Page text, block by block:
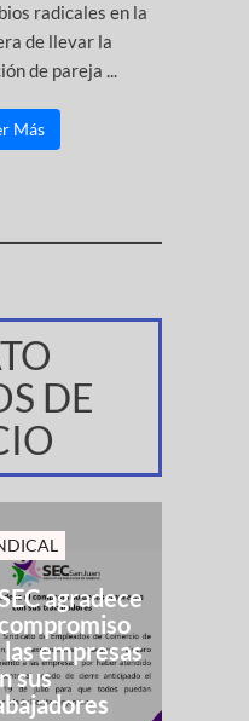
radicales en la
de llevar la
de pareja ...
Más
DE
agradece
empresas
sus